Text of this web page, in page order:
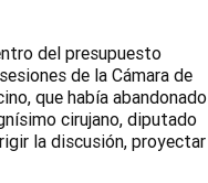
del presupuesto
de la Cámara de
que había abandonado
cirujano, diputado
la discusión, proyectar